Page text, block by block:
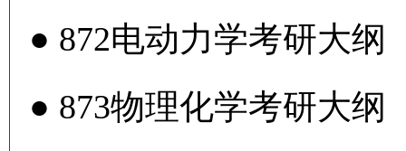
● 872电动力学考研大纲
● 873物理化学考研大纲